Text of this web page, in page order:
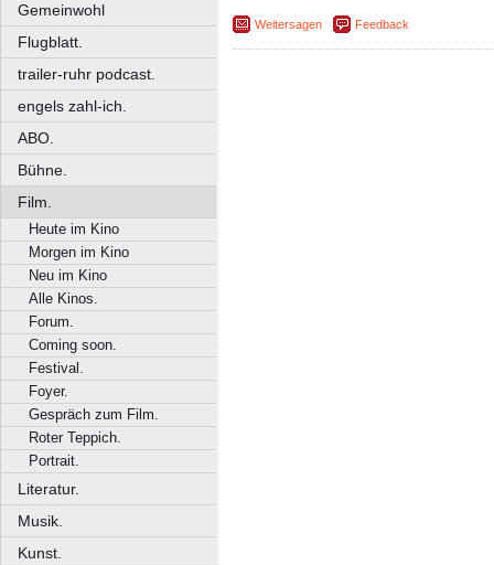
Gemeinwohl
Flugblatt.
trailer-ruhr podcast.
engels zahl-ich.
ABO.
Bühne.
Film.
Heute im Kino
Morgen im Kino
Neu im Kino
Alle Kinos.
Forum.
Coming soon.
Festival.
Foyer.
Gespräch zum Film.
Roter Teppich.
Portrait.
Literatur.
Musik.
Kunst.
Weitersagen Feedback